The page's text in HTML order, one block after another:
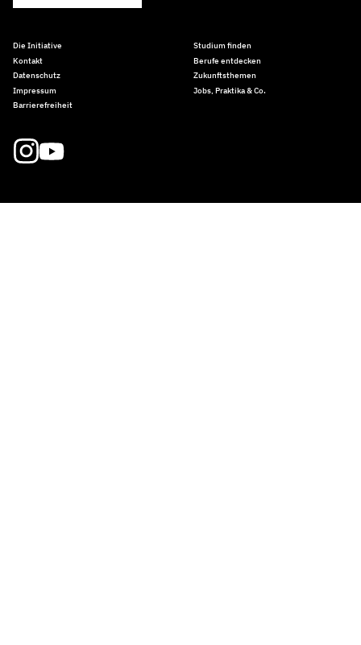
Die Initiative
Kontakt
Datenschutz
Impressum
Barrierefreiheit
Studium finden
Berufe entdecken
Zukunftsthemen
Jobs, Praktika & Co.